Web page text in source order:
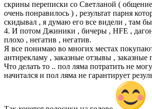
скрины переписки со Светланой (
очень понравилось ) , результат парня
скидывал , я думаю его все видели , там
4. И потом Джиники , бичеры , HFE ,
плохо , негатив , негатив.
Я все понимаю во многих местах
антирекламу , заказные отзывы , заказные
Что делать то .. пол ляма потратить не
начитался и пол ляма не гарантирует